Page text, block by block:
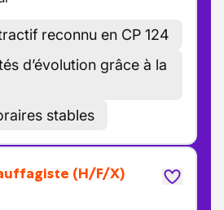
reconnu en CP 124
d’évolution grâce à la
stables
(H/F/X)